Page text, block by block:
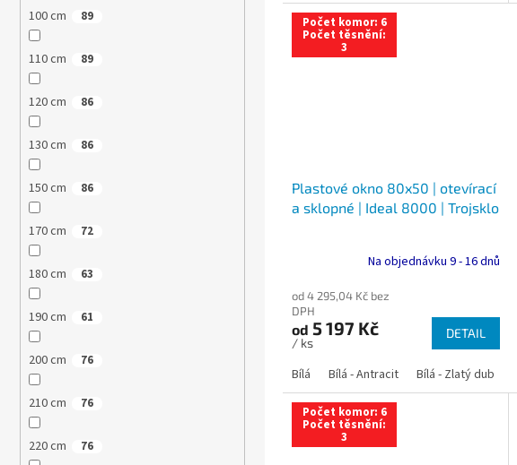
100 cm 89
110 cm 89
120 cm 86
130 cm 86
150 cm 86
170 cm 72
180 cm 63
190 cm 61
200 cm 76
210 cm 76
220 cm 76
Počet komor: 6
Počet těsnění:
3
Plastové okno 80x50 | otevírací
a sklopné | Ideal 8000 | Trojsklo
Na objednávku 9 - 16 dnů
od 4 295,04 Kč bez
DPH
od 5 197 Kč
/ ks
DETAIL
Bílá Bílá - Antracit Bílá - Zlatý dub
Počet komor: 6
Počet těsnění:
3